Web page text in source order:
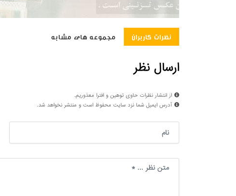
نظرات کاربران مجموعه های مشابه
ارسال نظر
از انتشار نظرات حاوی توهین و افترا معذوریم.
آدرس ایمیل شما نزد سایت محفوظ است و منتشر نخواهد شد.